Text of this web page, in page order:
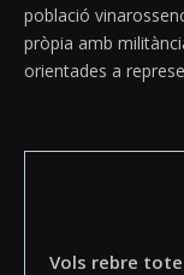
població
pròpia amb
orientades a
Vols rebre